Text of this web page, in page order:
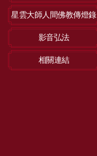
星雲大師人間佛教傳燈錄
影音弘法
相關連結